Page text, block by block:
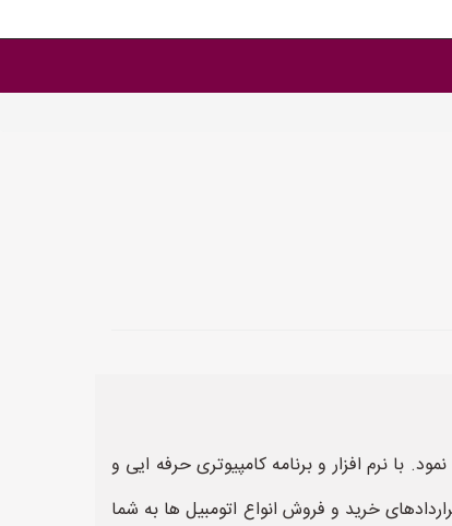
با نرم افزار و برنامه کامپیوتری حرفه ایی و
خرید و فروش انواع اتومبیل ها به شما